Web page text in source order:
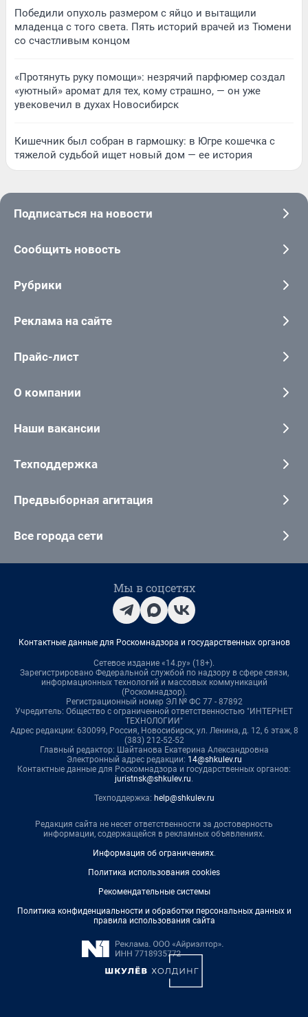
Победили опухоль размером с яйцо и вытащили
младенца с того света. Пять историй врачей из Тюмени
со счастливым концом
«Протянуть руку помощи»: незрячий парфюмер создал
«уютный» аромат для тех, кому страшно, — он уже
увековечил в духах Новосибирск
Кишечник был собран в гармошку: в Югре кошечка с
тяжелой судьбой ищет новый дом — ее история
Подписаться на новости
Сообщить новость
Рубрики
Реклама на сайте
Прайс-лист
О компании
Наши вакансии
Техподдержка
Предвыборная агитация
Все города сети
Мы в соцсетях
Контактные данные для Роскомнадзора и государственных органов
Сетевое издание «14.ру» (18+).
Зарегистрировано Федеральной службой по надзору в сфере связи,
информационных технологий и массовых коммуникаций
(Роскомнадзор).
Регистрационный номер ЭЛ № ФС 77 - 87892
Учредитель: Общество с ограниченной ответственностью "ИНТЕРНЕТ
ТЕХНОЛОГИИ"
Адрес редакции: 630099, Россия, Новосибирск, ул. Ленина, д. 12, 6 этаж, 8
(383) 212-52-52
Главный редактор: Шайтанова Екатерина Александровна
Электронный адрес редакции: 14@shkulev.ru
Контактные данные для Роскомнадзора и государственных органов:
juristnsk@shkulev.ru.
Техподдержка: help@shkulev.ru
Редакция сайта не несет ответственности за достоверность
информации, содержащейся в рекламных объявлениях.
Информация об ограничениях.
Политика использования cookies
Рекомендательные системы
Политика конфиденциальности и обработки персональных данных и
правила использования сайта